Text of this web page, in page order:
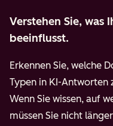
Verstehen Sie, was
beeinflusst.
Erkennen Sie, welche
Typen in KI-Antworten
Wenn Sie wissen, auf
müssen Sie nicht